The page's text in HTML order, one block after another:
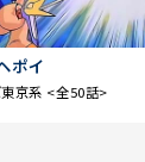
ポイ
京系 <全50話>